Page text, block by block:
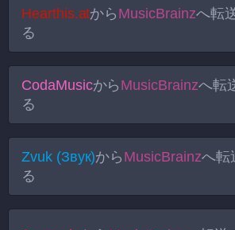
Hearthis.atから MusicBrainzへ転
る
CodaMusicから MusicBrainzへ転
る
Zvuk (Звук)から MusicBrainzへ転
る